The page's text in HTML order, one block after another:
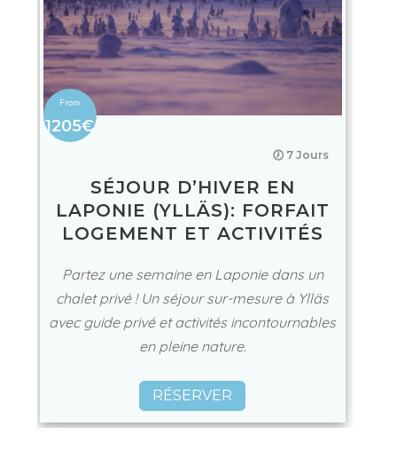
1205€
🕖 7 Jours
SÉJOUR D’HIVER EN
LAPONIE (YLLÄS): FORFAIT
LOGEMENT ET ACTIVITÉS
Partez une semaine en Laponie dans un
chalet privé ! Un séjour sur-mesure à Ylläs
avec guide privé et activités incontournables
en pleine nature.
RÉSERVER